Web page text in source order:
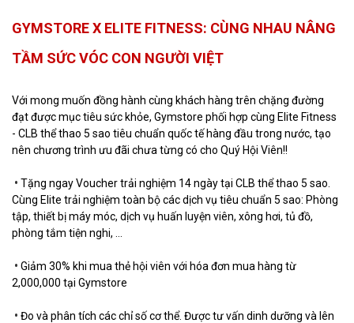
GYMSTORE X ELITE FITNESS: CÙNG NHAU NÂNG
TẦM SỨC VÓC CON NGƯỜI VIỆT
Với mong muốn đồng hành cùng khách hàng trên chặng đường
đạt được mục tiêu sức khỏe, Gymstore phối hợp cùng Elite Fitness
- CLB thể thao 5 sao tiêu chuẩn quốc tế hàng đầu trong nước, tạo
nên chương trình ưu đãi chưa từng có cho Quý Hội Viên!!
• Tặng ngay Voucher trải nghiệm 14 ngày tại CLB thể thao 5 sao.
Cùng Elite trải nghiệm toàn bộ các dịch vụ tiêu chuẩn 5 sao: Phòng
tập, thiết bị máy móc, dịch vụ huấn luyện viên, xông hơi, tủ đồ,
phòng tắm tiện nghi, ...
• Giảm 30% khi mua thẻ hội viên với hóa đơn mua hàng từ
2,000,000 tại Gymstore
• Đo và phân tích các chỉ số cơ thể. Được tư vấn dinh dưỡng và lên